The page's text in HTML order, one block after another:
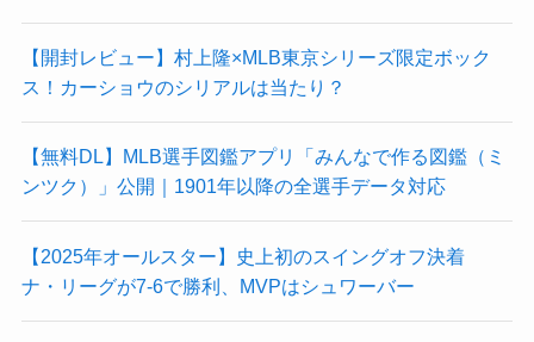
【開封レビュー】村上隆×MLB東京シリーズ限定ボック
ス！カーショウのシリアルは当たり？
【無料DL】MLB選手図鑑アプリ「みんなで作る図鑑（ミ
ンツク）」公開｜1901年以降の全選手データ対応
【2025年オールスター】史上初のスイングオフ決着
ナ・リーグが7-6で勝利、MVPはシュワーバー